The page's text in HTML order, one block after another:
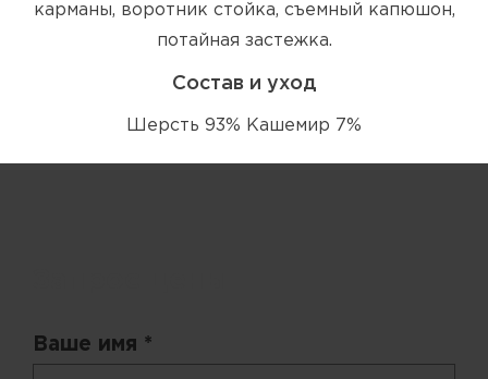
карманы, воротник стойка, съемный капюшон,
потайная застежка.
Состав и уход
Шерсть 93% Кашемир 7%
Ваше имя *